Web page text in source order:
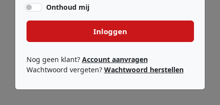
Onthoud mij
Inloggen
Nog geen klant? Account aanvragen
Wachtwoord vergeten? Wachtwoord herstellen